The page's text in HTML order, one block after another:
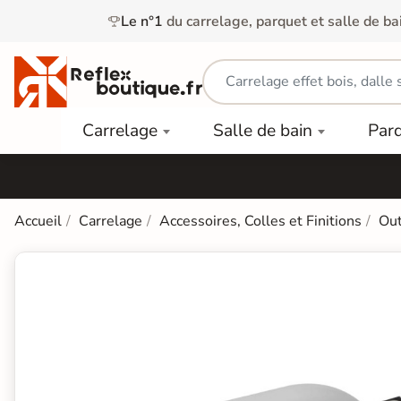
Le n°1 du carrelage, parquet et salle de
Carrelage
Carrelage
Extérieur
Dalle
Terrasse
Salle de bain
Douche
Baignoires
Contrecollé
TYPE
Accueil Carrelage Accessoires, Colles et Finitions